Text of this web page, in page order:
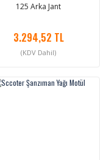
125 Arka Jant
3.294,52 TL
(KDV Dahil)